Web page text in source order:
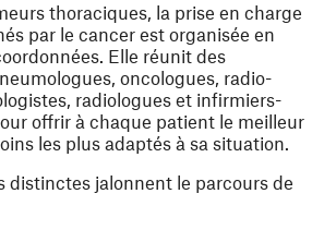
thoraciques, la prise en charge
par le cancer est organisée en
Elle réunit des
oncologues, radio-
radiologues et infirmiers-
offrir à chaque patient le meilleur
les plus adaptés à sa situation.
distinctes jalonnent le parcours de